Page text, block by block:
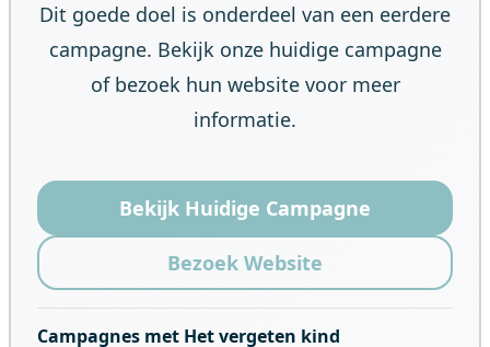
Dit goede doel is onderdeel van een eerdere
campagne. Bekijk onze huidige campagne
of bezoek hun website voor meer
informatie.
Bekijk Huidige Campagne
Bezoek Website
Campagnes met Het vergeten kind